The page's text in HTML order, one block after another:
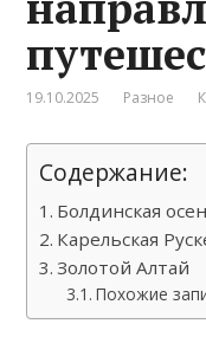
19.10.2025 Разное
Содержание:
Болдинская
Карельская
Золотой Алтай
Похожие